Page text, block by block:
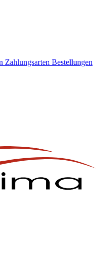
Zahlungsarten Bestellungen